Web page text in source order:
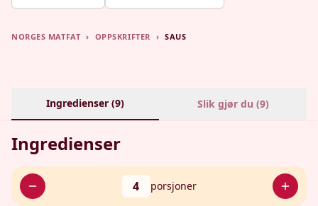
NORGES MATFAT › OPPSKRIFTER › SAUS
Ingredienser (9) Slik gjør du (9)
Ingredienser
4 porsjoner